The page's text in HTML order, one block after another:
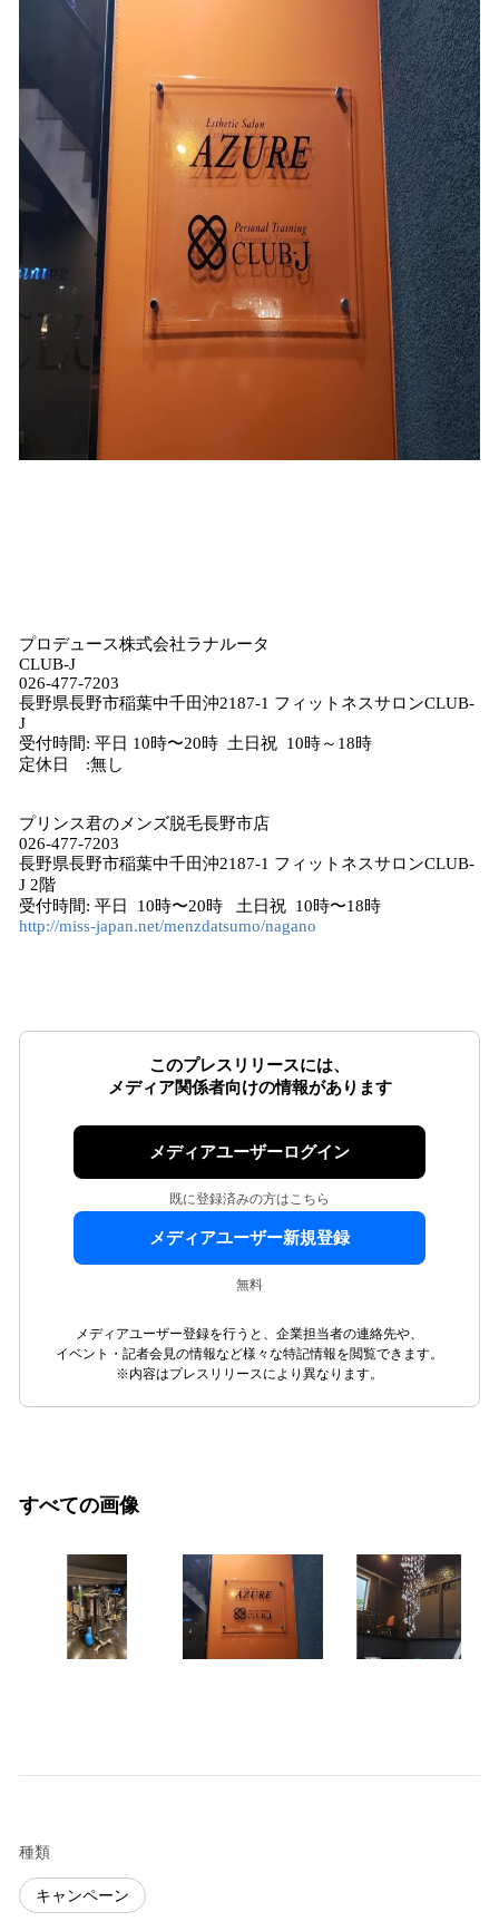
プロデュース株式会社ラナルータ
CLUB-J
026-477-7203
長野県長野市稲葉中千田沖2187-1 フィットネスサロンCLUB-
J
受付時間: 平日 10時〜20時 土日祝 10時～18時
定休日 :無し
プリンス君のメンズ脱毛長野市店
026-477-7203
長野県長野市稲葉中千田沖2187-1 フィットネスサロンCLUB-
J 2階
受付時間: 平日 10時〜20時 土日祝 10時〜18時
http://miss-japan.net/menzdatsumo/nagano
このプレスリリースには、
メディア関係者向けの情報があります
メディアユーザーログイン
既に登録済みの方はこちら
メディアユーザー新規登録
無料
メディアユーザー登録を行うと、企業担当者の連絡先や、
イベント・記者会見の情報など様々な特記情報を閲覧できます。
※内容はプレスリリースにより異なります。
すべての画像
種類
キャンペーン